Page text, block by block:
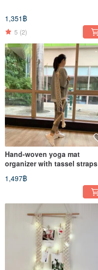
1,351฿
5 (2)
Hand-woven yoga mat
organizer with tassel straps
1,497฿